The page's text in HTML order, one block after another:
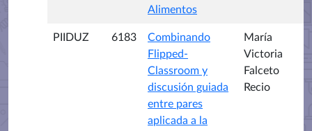
Alimentos
PIIDUZ 6183
Combinando
Flipped-
Classroom y
discusión guiada
entre pares
aplicada a la
María
Victoria
Falceto
Recio